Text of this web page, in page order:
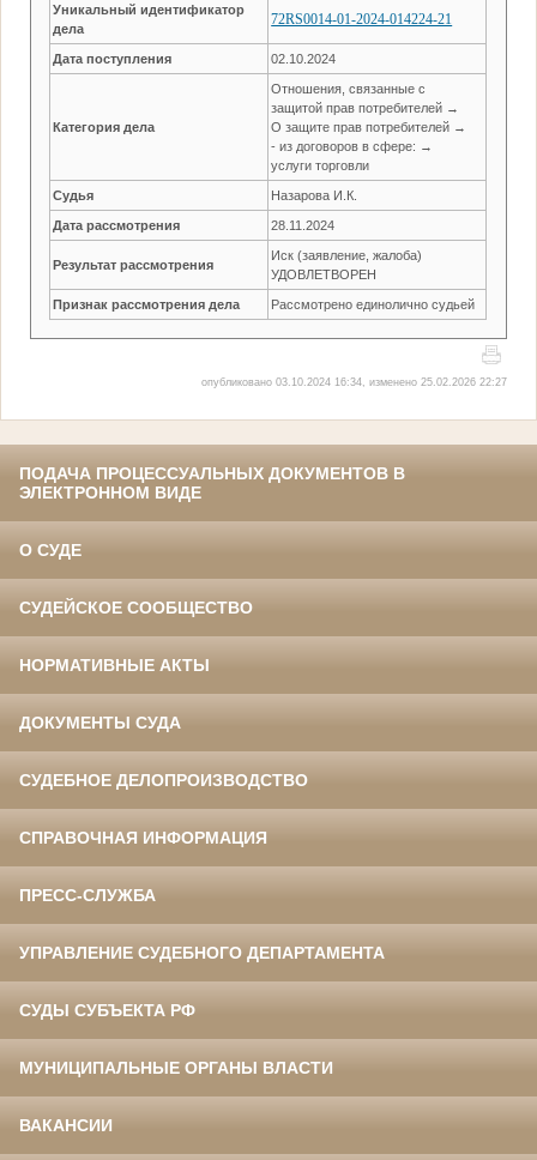
Уникальный идентификатор
дела
72RS0014-01-2024-014224-21
Дата поступления 02.10.2024
Категория дела
Отношения, связанные с
защитой прав потребителей →
О защите прав потребителей →
- из договоров в сфере: →
услуги торговли
Судья Назарова И.К.
Дата рассмотрения 28.11.2024
Результат рассмотрения
Иск (заявление, жалоба)
УДОВЛЕТВОРЕН
Признак рассмотрения дела Рассмотрено единолично судьей
опубликовано 03.10.2024 16:34, изменено 25.02.2026 22:27
ПОДАЧА ПРОЦЕССУАЛЬНЫХ ДОКУМЕНТОВ В
ЭЛЕКТРОННОМ ВИДЕ
О СУДЕ
СУДЕЙСКОЕ СООБЩЕСТВО
НОРМАТИВНЫЕ АКТЫ
ДОКУМЕНТЫ СУДА
СУДЕБНОЕ ДЕЛОПРОИЗВОДСТВО
СПРАВОЧНАЯ ИНФОРМАЦИЯ
ПРЕСС-СЛУЖБА
УПРАВЛЕНИЕ СУДЕБНОГО ДЕПАРТАМЕНТА
СУДЫ СУБЪЕКТА РФ
МУНИЦИПАЛЬНЫЕ ОРГАНЫ ВЛАСТИ
ВАКАНСИИ